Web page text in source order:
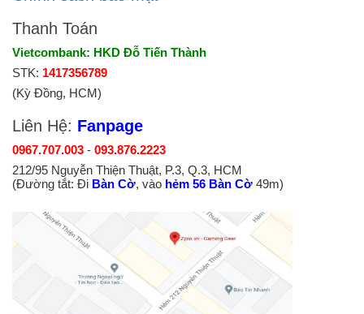
Thanh Toán
Vietcombank: HKD Đỗ Tiến Thành
STK: 1417356789
(Kỳ Đồng, HCM)
Liên Hệ: Fanpage
0967.707.003 - 093.876.2223
212/95 Nguyễn Thiện Thuật, P.3, Q.3, HCM
(Đường tắt: Đi Bàn Cờ, vào hẻm 56 Bàn Cờ 49m)